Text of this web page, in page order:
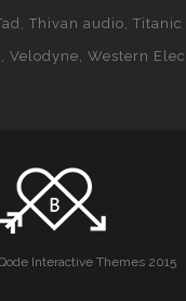
Thivan audio Titanic
Velodyne Western
Interactive Themes 2015